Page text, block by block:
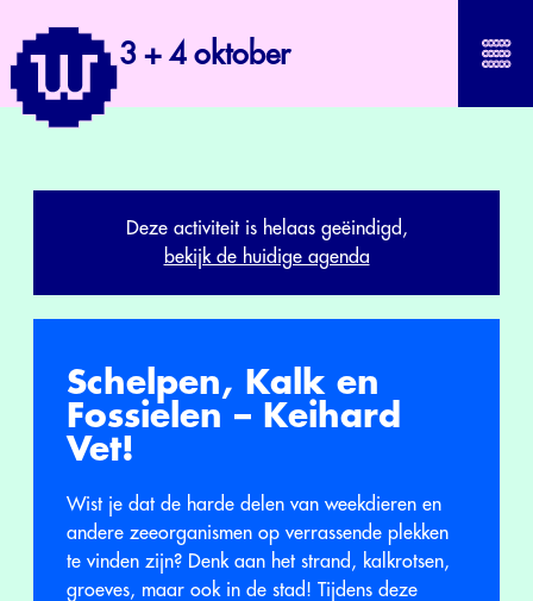
3 + 4 oktober
Deze activiteit is helaas geëindigd,
bekijk de huidige agenda
Schelpen, Kalk en
Fossielen – Keihard
Vet!
Wist je dat de harde delen van weekdieren en
andere zeeorganismen op verrassende plekken
te vinden zijn? Denk aan het strand, kalkrotsen,
groeves, maar ook in de stad! Tijdens deze